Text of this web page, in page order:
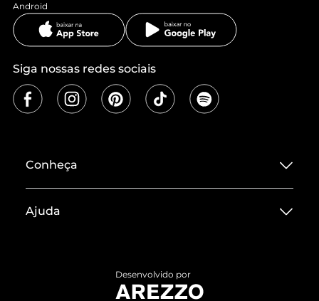
Android
Siga nossas redes sociais
Conheça
Termos de Uso
Ajuda
Devolução do Produto
Desenvolvido por